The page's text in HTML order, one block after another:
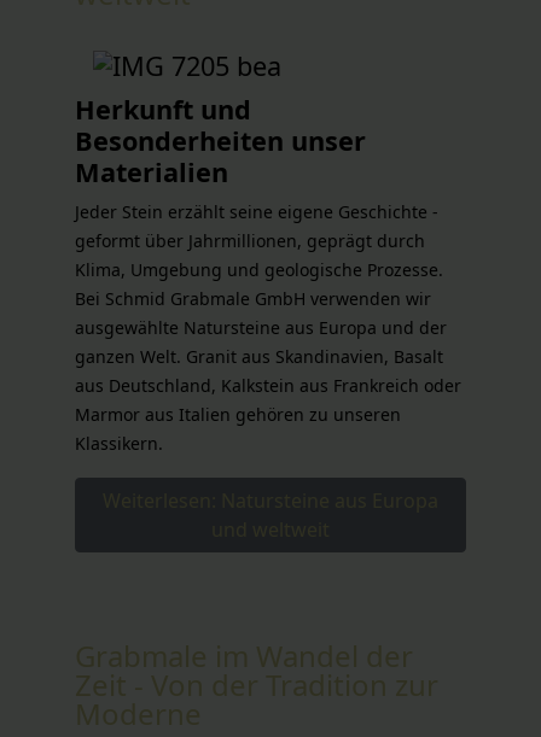
Herkunft und
Besonderheiten unser
Materialien
Jeder Stein erzählt seine eigene Geschichte -
geformt über Jahrmillionen, geprägt durch
Klima, Umgebung und geologische Prozesse.
Bei Schmid Grabmale GmbH verwenden wir
ausgewählte Natursteine aus Europa und der
ganzen Welt. Granit aus Skandinavien, Basalt
aus Deutschland, Kalkstein aus Frankreich oder
Marmor aus Italien gehören zu unseren
Klassikern.
Grabmale im Wandel der
Zeit - Von der Tradition zur
Moderne